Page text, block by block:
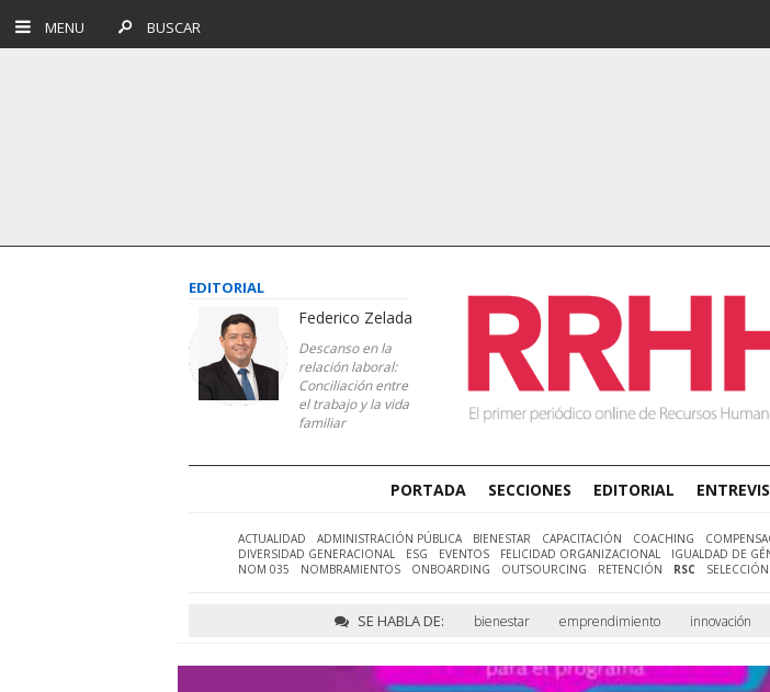
MENU BUSCAR
EDITORIAL
Federico Zelada
Descanso en la
relación laboral:
Conciliación entre
el trabajo y la vida
familiar
PORTADA SECCIONES EDITORIAL
ACTUALIDAD ADMINISTRACIÓN PÚBLICA BIENESTAR CAPACITACIÓN COACHING
DIVERSIDAD GENERACIONAL
ESG EVENTOS FELICIDAD ORGANIZACIONAL IGUALDAD DE
NOM 035
NOMBRAMIENTOS ONBOARDING OUTSOURCING RETENCIÓN RSC SELECCIÓN
SE HABLA DE: bienestar emprendimiento innovación